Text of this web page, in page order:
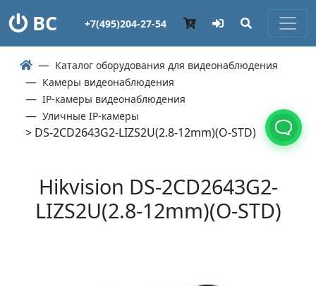
ВС +7(495)204-27-54
Каталог оборудования для видеонаблюдения
Камеры видеонаблюдения
IP-камеры видеонаблюдения
Уличные IP-камеры
> DS-2CD2643G2-LIZS2U(2.8-12mm)(O-STD)
Hikvision DS-2CD2643G2-
LIZS2U(2.8-12mm)(O-STD)